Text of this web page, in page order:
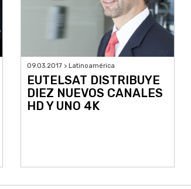
09.03.2017 > Latinoamérica
EUTELSAT DISTRIBUYE
DIEZ NUEVOS CANALES
HD Y UNO 4K